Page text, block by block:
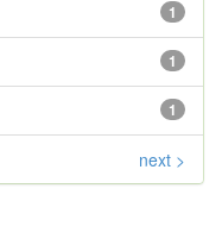
1
1
1
next >